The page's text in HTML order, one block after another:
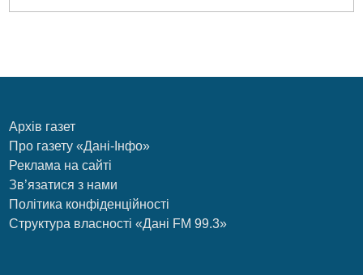
Архів газет
Про газету «Дані-Інфо»
Реклама на сайті
Зв’язатися з нами
Політика конфіденційності
Структура власності «Дані FM 99.3»